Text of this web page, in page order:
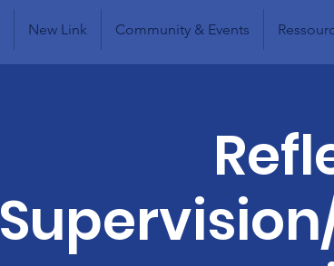
New Link Community & Events